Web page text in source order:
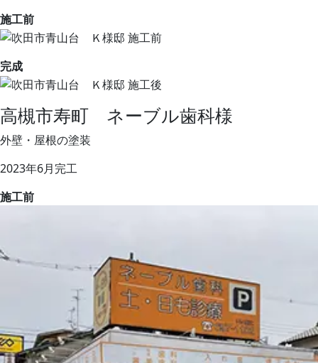
施工前
完成
高槻市寿町 ネーブル歯科様
外壁・屋根の塗装
2023年6月完工
施工前